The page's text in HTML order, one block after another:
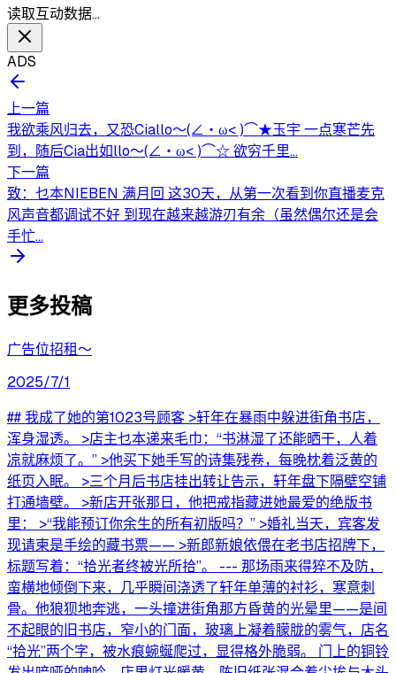
读取互动数据…
ADS
上一篇
我欲乘风归去，又恐Ciallo～(∠・ω< )⌒★玉宇 一点寒芒先
到，随后Cia出如llo～(∠・ω< )⌒☆ 欲穷千里...
下一篇
致：乜本NIEBEN 满月回 这30天，从第一次看到你直播麦克
风声音都调试不好 到现在越来越游刃有余（虽然偶尔还是会
手忙...
更多投稿
广告位招租～
2025/7/1
## 我成了她的第1023号顾客 >轩年在暴雨中躲进街角书店，
浑身湿透。 >店主乜本递来毛巾：“书淋湿了还能晒干，人着
凉就麻烦了。” >他买下她手写的诗集残卷，每晚枕着泛黄的
纸页入眠。 >三个月后书店挂出转让告示，轩年盘下隔壁空铺
打通墙壁。 >新店开张那日，他把戒指藏进她最爱的绝版书
里： >“我能预订你余生的所有初版吗？” >婚礼当天，宾客发
现请柬是手绘的藏书票—— >新郎新娘依偎在老书店招牌下，
标题写着：“拾光者终被光所拾”。 --- 那场雨来得猝不及防，
蛮横地倾倒下来，几乎瞬间浇透了轩年单薄的衬衫，寒意刺
骨。他狼狈地奔逃，一头撞进街角那方昏黄的光晕里——是间
不起眼的旧书店，窄小的门面，玻璃上凝着朦胧的雾气，店名
“拾光”两个字，被水痕蜿蜒爬过，显得格外脆弱。 门上的铜铃